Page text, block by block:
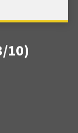
10)